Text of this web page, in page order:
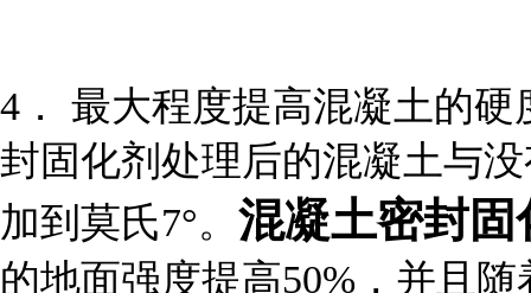
4． 最大程度提高混凝土的
封固化剂处理后的混凝土与
加到莫氏7°。 混凝土密封固
的地面强度提高50%，并且